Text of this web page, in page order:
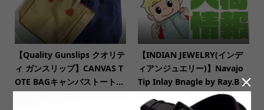
【Quality Gunslips クオリテ
ィ ガンスリップ】CANVAS T
OTE BAGキャンバストート...
【INDIAN JEWELRY(インデ
ィアンジュエリー)】Navajo
Tip Inlay Bnagle by Ray.B ...
